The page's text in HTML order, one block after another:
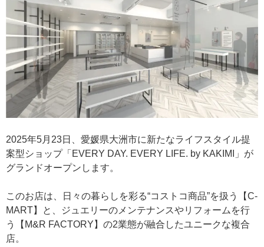
2025年5月23日、愛媛県大洲市に新たなライフスタイル提
案型ショップ「EVERY DAY. EVERY LIFE. by KAKIMI」が
グランドオープンします。
このお店は、日々の暮らしを彩る“コストコ商品”を扱う【C-
MART】と、ジュエリーのメンテナンスやリフォームを行
う【M&R FACTORY】の2業態が融合したユニークな複合
店。